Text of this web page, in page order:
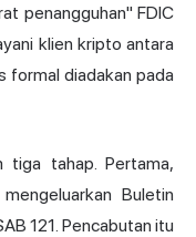
penangguhan" FDIC
klien kripto antara
formal diadakan pada
tiga tahap. Pertama,
Buletin
121. Pencabutan itu